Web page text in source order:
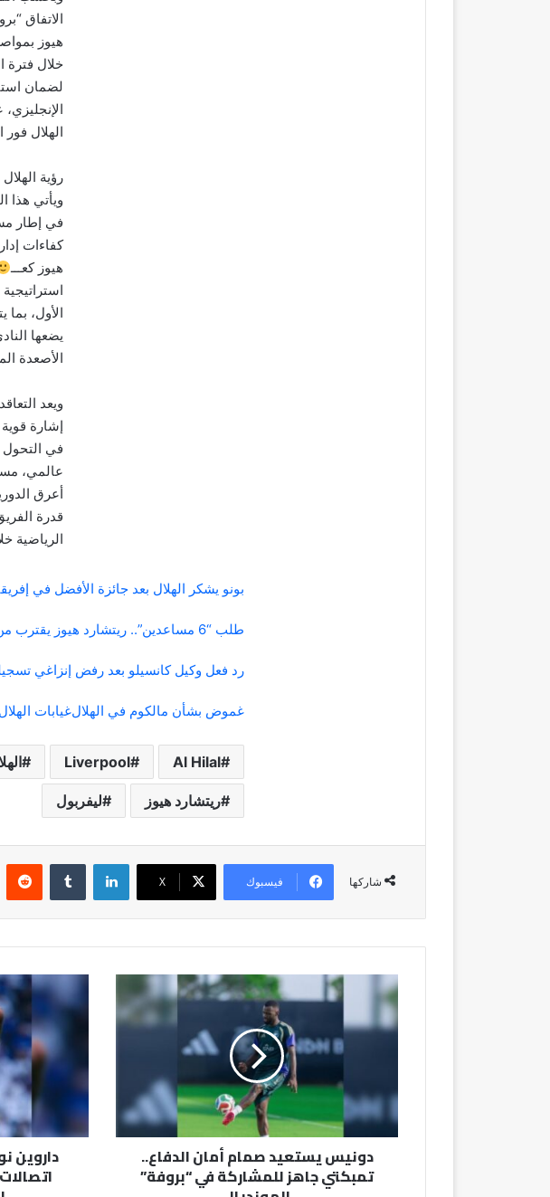
الاتفاق
هيوز
خلال فترة
لضمان
الهلال فور
رؤية
ويأتي هذا
في إطار
كفاءات
هيوز كعـــ
الأول، بما
يضعها
الأصعدة
ويعد
إشارة
في
عالمي،
أعرق
قدرة
الرياضية
بونو يشكر الهلال بعد جائزة الأفضل في
طلب “6 مساعدين”.. ريتشارد هيوز يقترب من منصب المدير الرياضي في الهلال
رد فعل وكيل كانسيلو بعد رفض إنزاغي
غموض بشأن مالكوم في الهلالغيابات
Al Hilal
Liverpool
ريتشارد هيوز ليفربول
شاركها فيسبوك ‫X
لينكدإن
دونيس
يستعيد
صمام
جاهز
للمشاركة
في
“بروفة”
المونديال
دونيس يستعيد صمام أمان الدفاع..
تمبكتي جاهز للمشاركة في “بروفة”
نونيز
القادمة..
مكثفة
مع
أندية
داروين